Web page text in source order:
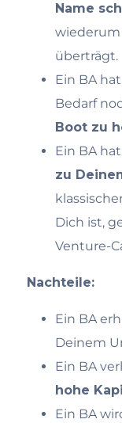
Name
überträgt.
Ein BA
Bedarf
Boot zu
Ein BA
zu
Dich ist,
Venture-
Nachteile:
Ein BA
Deinem
Ein BA
hohe
Ein BA